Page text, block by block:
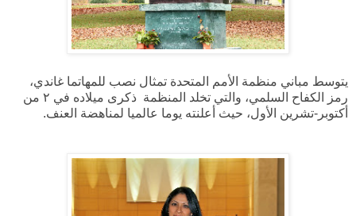
يتوسط مباني منظمة الأمم المتحدة تمثال نصب للمهاتما غاندي،
رمز الكفاح السلمي، والتي تخلد المنظمة ذكرى ميلاده في ٢ من
أكتوبر-تشرين الأول، حيث أعلنته يوما عالميا لمناهضة العنف.